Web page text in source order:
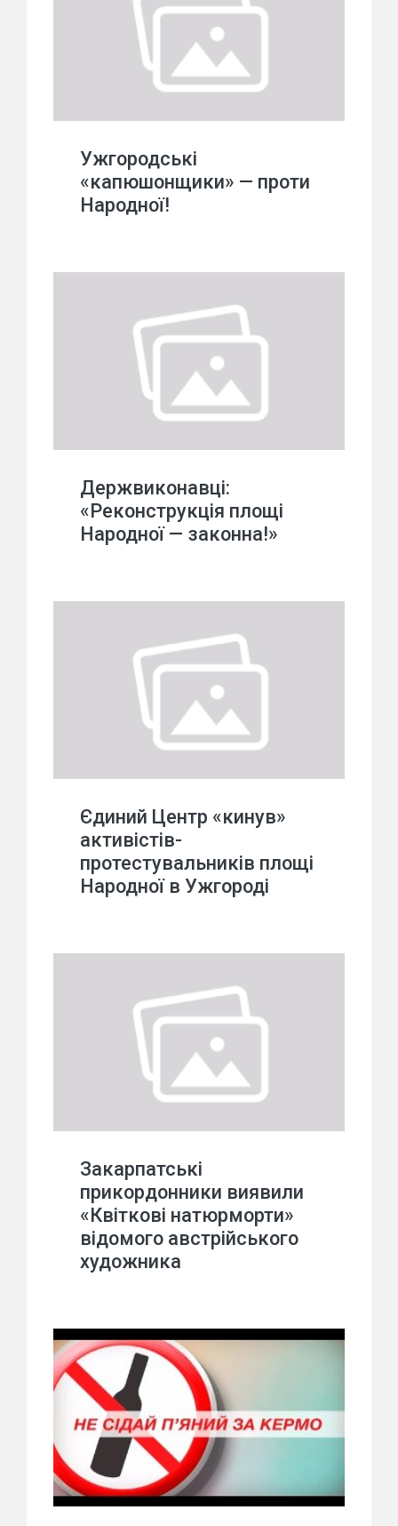
Ужгородські
«капюшонщики» — проти
Народної!
Держвиконавці:
«Реконструкція площі
Народної — законна!»
Єдиний Центр «кинув»
активістів-
протестувальників площі
Народної в Ужгороді
Закарпатські
прикордонники виявили
«Квіткові натюрморти»
відомого австрійського
художника